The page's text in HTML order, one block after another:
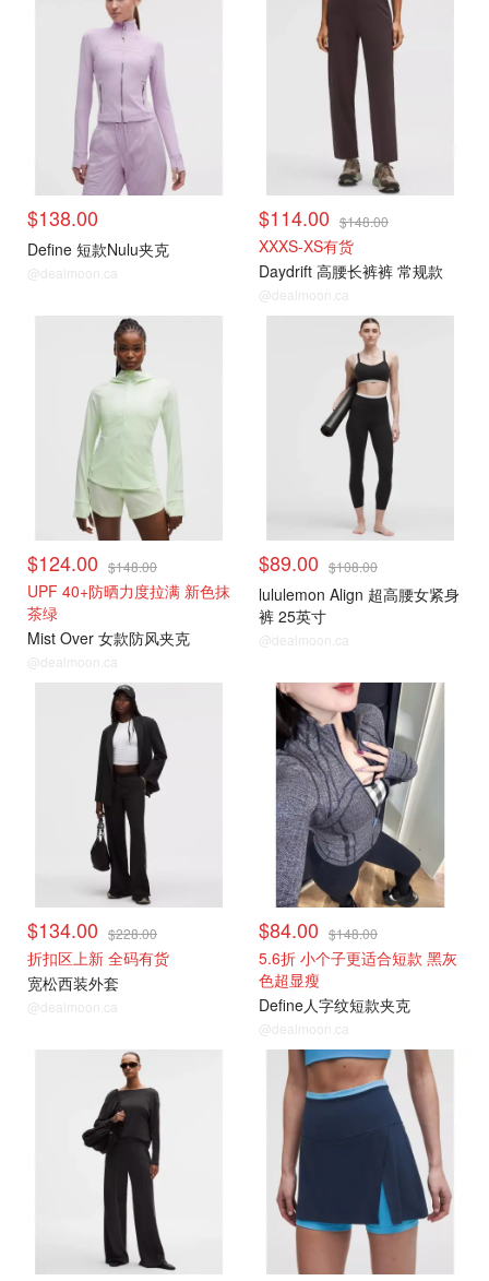
$138.00
Define 短款Nulu夹克
@dealmoon.ca
$114.00 $148.00
XXXS-XS有货
Daydrift 高腰长裤裤 常规款
@dealmoon.ca
$124.00 $148.00
UPF 40+防晒力度拉满 新色抹
茶绿
Mist Over 女款防风夹克
@dealmoon.ca
$89.00 $108.00
lululemon Align 超高腰女紧身
裤 25英寸
@dealmoon.ca
$134.00 $228.00
折扣区上新 全码有货
宽松西装外套
@dealmoon.ca
$84.00 $148.00
5.6折 小个子更适合短款 黑灰
色超显瘦
Define人字纹短款夹克
@dealmoon.ca